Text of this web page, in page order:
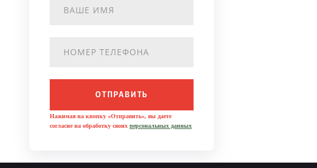
ОТПРАВИТЬ
Нажимая на кнопку «Отправить», вы даете
согласие на обработку своих персональных данных